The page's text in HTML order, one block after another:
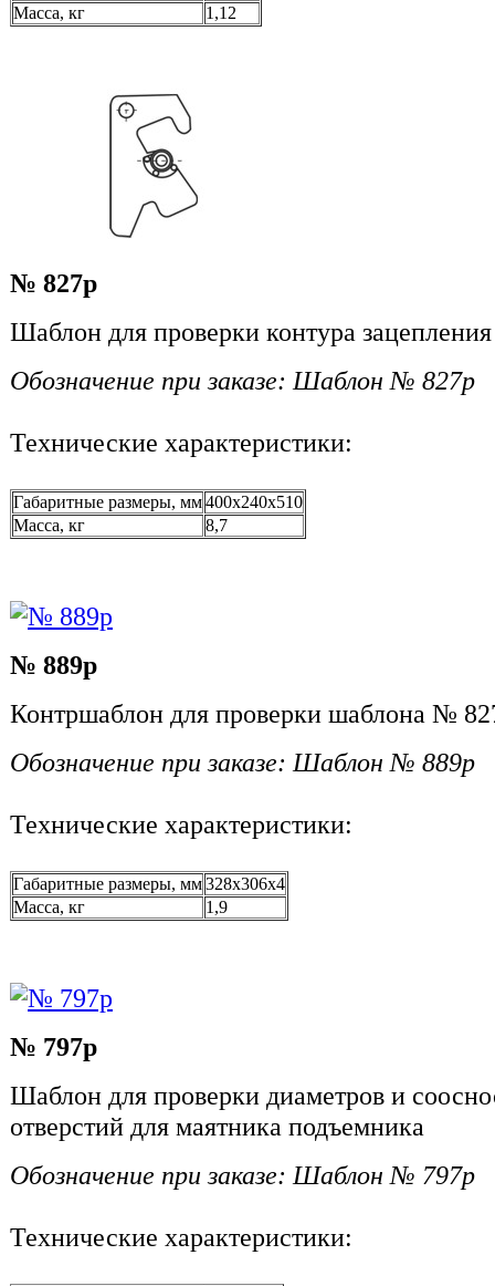
Масса, кг
1,12
№ 827р
Шаблон для проверки контура
Обозначение при заказе: Шаблон № 827р
Технические характеристики:
Габаритные размеры, мм400x240x510
Масса, кг
8,7
№ 889р
Контршаблон для проверки шаблона №
Обозначение при заказе: Шаблон № 889р
Технические характеристики:
Габаритные размеры, мм328x306x4
Масса, кг
1,9
№ 797р
Шаблон для проверки диаметров и
отверстий для маятника подъемника
Обозначение при заказе: Шаблон № 797р
Технические характеристики: